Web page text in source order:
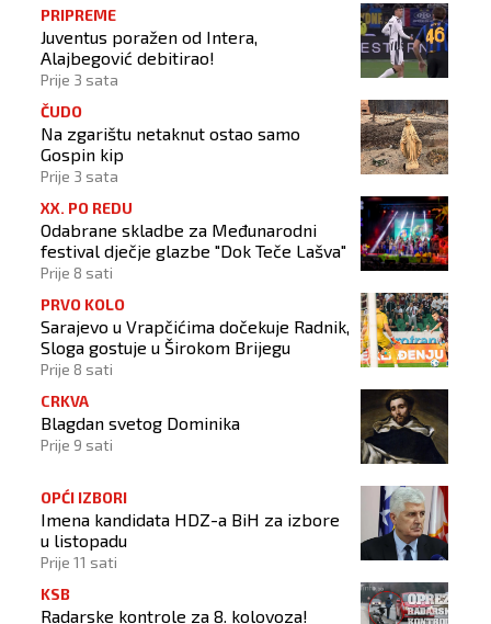
PRIPREME
Juventus poražen od Intera,
Alajbegović debitirao!
Prije 3 sata
ČUDO
Na zgarištu netaknut ostao samo
Gospin kip
Prije 3 sata
XX. PO REDU
Odabrane skladbe za Međunarodni
festival dječje glazbe "Dok Teče Lašva"
Prije 8 sati
PRVO KOLO
Sarajevo u Vrapčićima dočekuje Radnik,
Sloga gostuje u Širokom Brijegu
Prije 8 sati
CRKVA
Blagdan svetog Dominika
Prije 9 sati
OPĆI IZBORI
Imena kandidata HDZ-a BiH za izbore
u listopadu
Prije 11 sati
KSB
Radarske kontrole za 8. kolovoza!